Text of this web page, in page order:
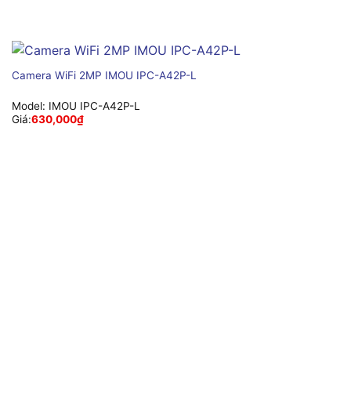
Camera WiFi 2MP IMOU IPC-A42P-L
Model: IMOU IPC-A42P-L
Giá:630,000₫